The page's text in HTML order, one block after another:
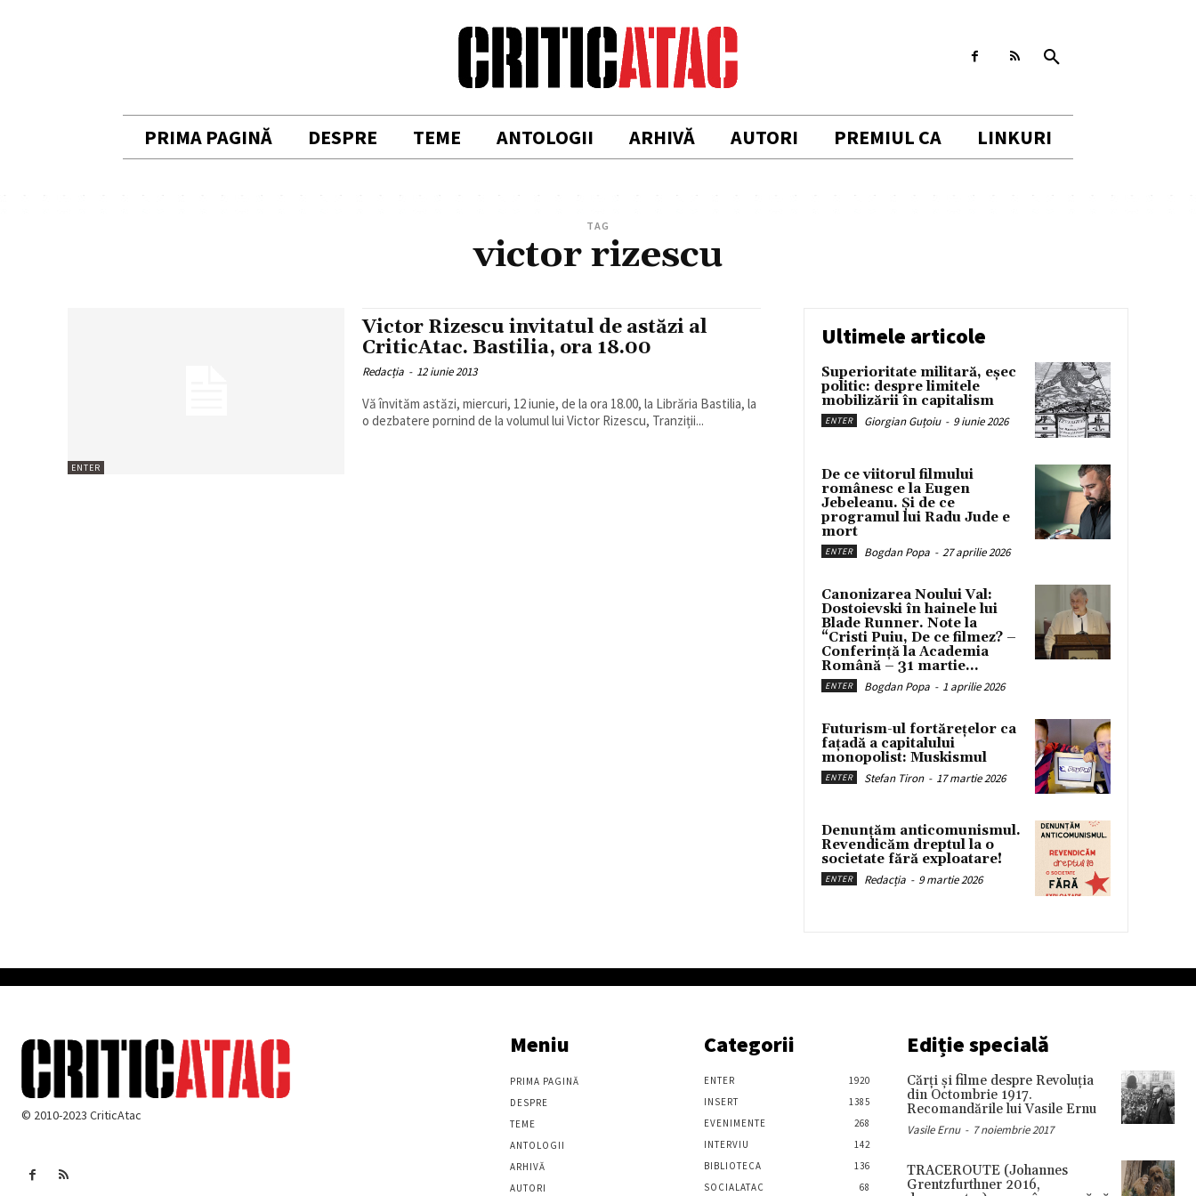
PRIMA PAGINĂ DESPRE TEME ANTOLOGII ARHIVĂ AUTORI PREMIUL CA LINKURI
TAG
victor rizescu
ENTER
Victor Rizescu invitatul de astăzi al
CriticAtac. Bastilia, ora 18.00
Redacția - 12 iunie 2013
Vă învităm astăzi, miercuri, 12 iunie, de la ora 18.00, la Librăria Bastilia, la
o dezbatere pornind de la volumul lui Victor Rizescu, Tranziții...
Ultimele articole
Superioritate militară, eșec
politic: despre limitele
mobilizării în capitalism
ENTER Giorgian Guțoiu - 9 iunie 2026
De ce viitorul filmului
românesc e la Eugen
Jebeleanu. Și de ce
programul lui Radu Jude e
mort
ENTER Bogdan Popa - 27 aprilie 2026
Canonizarea Noului Val:
Dostoievski în hainele lui
Blade Runner. Note la
“Cristi Puiu, De ce filmez? –
Conferință la Academia
Română – 31 martie...
ENTER Bogdan Popa - 1 aprilie 2026
Futurism-ul fortărețelor ca
fațadă a capitalului
monopolist: Muskismul
ENTER Stefan Tiron - 17 martie 2026
Denunțăm anticomunismul.
Revendicăm dreptul la o
societate fără exploatare!
ENTER Redacția - 9 martie 2026
© 2010-2023 CriticAtac
Meniu
PRIMA PAGINĂ
DESPRE
TEME
ANTOLOGII
ARHIVĂ
AUTORI
Categorii
ENTER
1920
INSERT
1385
EVENIMENTE
268
INTERVIU
142
BIBLIOTECA
136
SOCIALATAC
68
Ediție specială
Cărţi şi filme despre Revoluţia
din Octombrie 1917.
Recomandările lui Vasile Ernu
Vasile Ernu - 7 noiembrie 2017
TRACEROUTE (Johannes
Grentzfurthner 2016,